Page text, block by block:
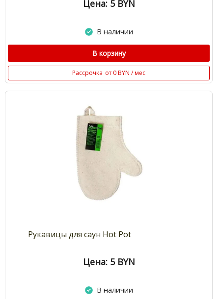
Цена: 5 BYN
В наличии
В корзину
Рассрочка от 0 BYN / мес
Рукавицы для саун Hot Pot
Цена: 5 BYN
В наличии